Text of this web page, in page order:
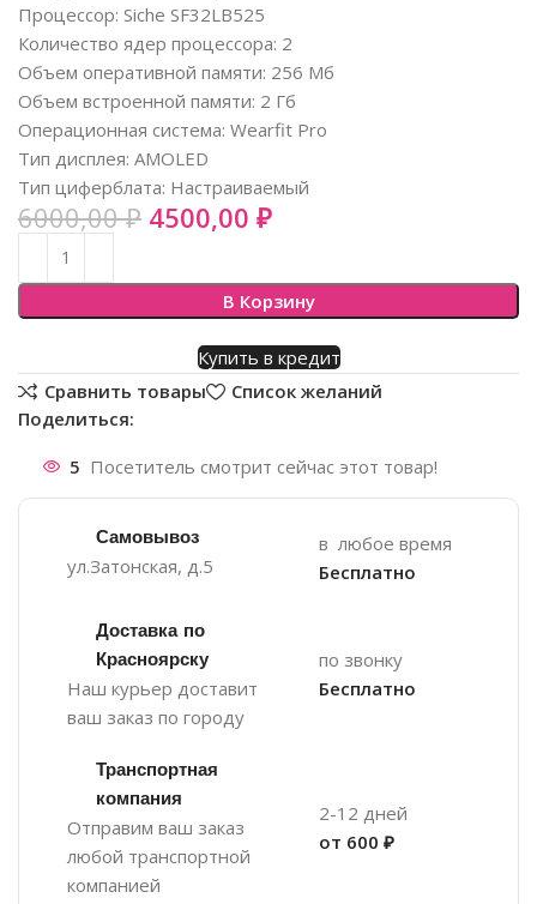
Процессор: Siche SF32LB525
Количество ядер процессора: 2
Объем оперативной памяти: 256 Мб
Объем встроенной памяти: 2 Гб
Операционная система: Wearfit Pro
Тип дисплея: AMOLED
Тип циферблата: Настраиваемый
6000,00₽ 4500,00₽
В Корзину
Купить в кредит
Сравнить товары
Список желаний
Поделиться:
5 Посетитель смотрит сейчас этот товар!
Самовывоз
ул.Затонская, д.5
в любое время
Бесплатно
Доставка по
Красноярску
Наш курьер доставит
ваш заказ по городу
по звонку
Бесплатно
Транспортная
компания
Отправим ваш заказ
любой транспортной
компанией
2-12 дней
от 600 ₽